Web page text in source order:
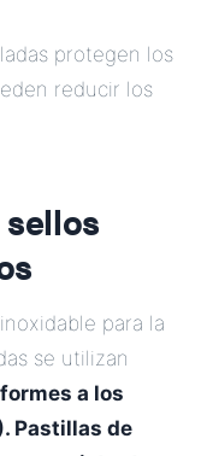
protegen los
reducir los
para la
se utilizan
a los
Pastillas de